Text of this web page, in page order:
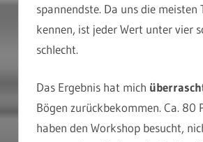
spannendste. Da uns die meisten
kennen, ist jeder Wert unter vier
schlecht.
Das Ergebnis hat mich
Bögen zurückbekommen. Ca. 80
haben den Workshop besucht,